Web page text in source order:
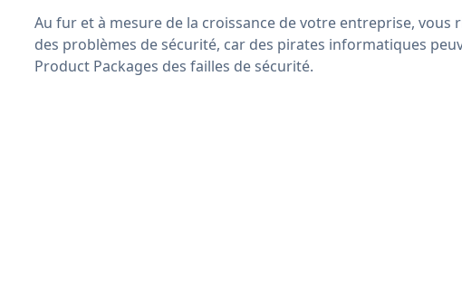
Au fur et à mesure de la croissance de votre entreprise, vous
des problèmes de sécurité, car des pirates informatiques
Product Packages des failles de sécurité.